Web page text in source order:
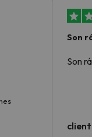
Son
Son